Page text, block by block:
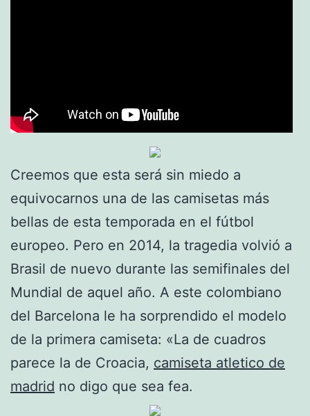
Creemos que esta será sin miedo a
equivocarnos una de las camisetas más
bellas de esta temporada en el fútbol
europeo. Pero en 2014, la tragedia volvió a
Brasil de nuevo durante las semifinales del
Mundial de aquel año. A este colombiano
del Barcelona le ha sorprendido el modelo
de la primera camiseta: «La de cuadros
parece la de Croacia, camiseta atletico de
madrid no digo que sea fea.